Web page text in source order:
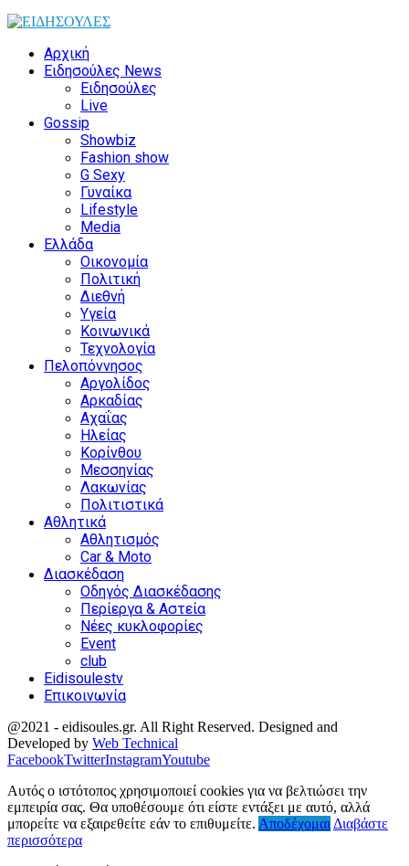
Αρχική
Ειδησούλες News
Ειδησούλες
Live
Gossip
Showbiz
Fashion show
G Sexy
Γυναίκα
Lifestyle
Media
Ελλάδα
Οικονομία
Πολιτική
Διεθνή
Υγεία
Κοινωνικά
Τεχνολογία
Πελοπόννησος
Αργολίδος
Αρκαδίας
Αχαΐας
Ηλείας
Κορίνθου
Μεσσηνίας
Λακωνίας
Πολιτιστικά
Αθλητικά
Αθλητισμός
Car & Moto
Διασκέδαση
Οδηγός Διασκέδασης
Περίεργα & Αστεία
Νέες κυκλοφορίες
Event
club
Eidisoulestv
Επικοινωνία
@2021 - eidisoules.gr. All Right Reserved. Designed and
Developed by Web Technical
FacebookTwitterInstagramYoutube
Αυτός ο ιστότοπος χρησιμοποιεί cookies για να βελτιώσει την
εμπειρία σας. Θα υποθέσουμε ότι είστε εντάξει με αυτό, αλλά
μπορείτε να εξαιρεθείτε εάν το επιθυμείτε. Αποδέχομαι Διαβάστε
περισσότερα